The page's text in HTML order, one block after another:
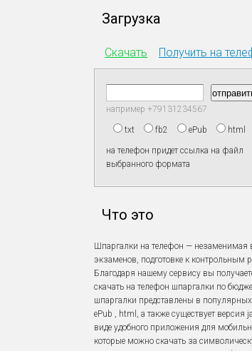
Загрузка
Скачать Получить на
например +79131234567
txt fb2 ePub html
на телефон придет ссылка на файл
выбранного формата
Что это
Шпаргалки на телефон — незаменимая
экзаменов, подготовке к контрольным
Благодаря нашему сервису вы
скачать на телефон шпаргалки по
шпаргалки представлены в
ePub , html, а также существует версия
виде удобного приложения для
которые можно скачать за